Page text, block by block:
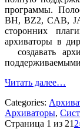
программы.
BH, BZ2, CAB,
сторонних
архиваторы в
создавать
Читать далее…
Categories:
Архиваторы,
Страница 1 из 21 2